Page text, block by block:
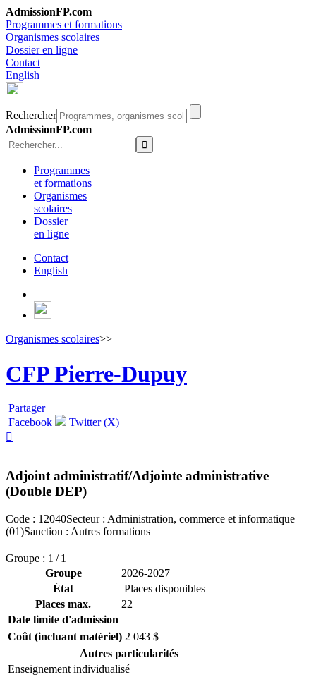
AdmissionFP.com
Programmes et formations
Organismes scolaires
Dossier en ligne
Contact
English
Rechercher
AdmissionFP.com
Programmes
et formations
Organismes
scolaires
Dossier
en ligne
Contact
English
Organismes scolaires>>
CFP Pierre-Dupuy
Partager
Facebook
Twitter (X)

Adjoint administratif/Adjointe administrative
(Double DEP)
Code : 12040Secteur : Administration, commerce et informatique
(01)Sanction : Autres formations
Groupe : 1 / 1
Groupe
2026-2027
État
Places disponibles
Places max.
22
Date limite d'admission –
Coût (incluant matériel) 2 043 $
Autres particularités
Enseignement individualisé